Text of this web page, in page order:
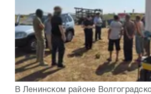
В Ленинском районе